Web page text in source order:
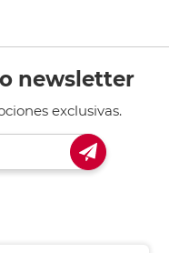
newsletter
exclusivas.